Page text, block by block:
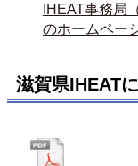
IHEAT事務局
のホームペー
滋賀県IHEAT